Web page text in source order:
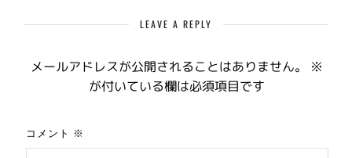
LEAVE A REPLY
メールアドレスが公開されることはありません。
※
が付いている欄は必須項目です
コメント ※